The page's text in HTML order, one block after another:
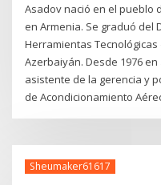
Asadov nació en el pueblo
en Armenia. Se graduó del
Herramientas
Azerbaiyán. Desde 1976
asistente de la gerencia y
de Acondicionamiento
Sheumaker61617